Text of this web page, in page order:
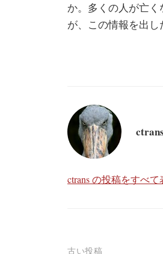
か。多くの人が亡
が、この情報を出し
ctrans
ctrans の投稿をすべて
古い投稿